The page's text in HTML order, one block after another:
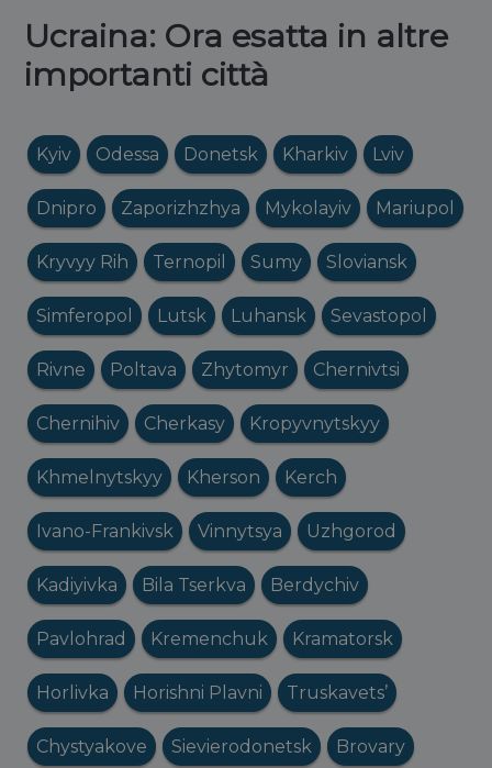
Ucraina: Ora esatta in altre
importanti città
Kyiv Odessa Donetsk Kharkiv Lviv
Dnipro Zaporizhzhya Mykolayiv Mariupol
Kryvyy Rih Ternopil Sumy Sloviansk
Simferopol Lutsk Luhansk Sevastopol
Rivne Poltava Zhytomyr Chernivtsi
Chernihiv Cherkasy Kropyvnytskyy
Khmelnytskyy Kherson Kerch
Ivano-Frankivsk Vinnytsya Uzhgorod
Kadiyivka Bila Tserkva Berdychiv
Pavlohrad Kremenchuk Kramatorsk
Horlivka Horishni Plavni Truskavets’
Chystyakove Sievierodonetsk Brovary